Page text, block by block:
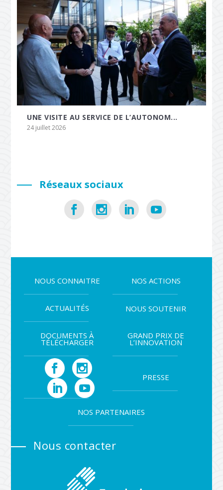
UNE VISITE AU SERVICE DE L’AUTONOM...
24 juillet 2026
Réseaux sociaux
NOUS CONNAITRE NOS ACTIONS
ACTUALITÉS NOUS SOUTENIR
DOCUMENTS À
TÉLÉCHARGER
GRAND PRIX DE
L’INNOVATION
PRESSE
NOS PARTENAIRES
Nous contacter